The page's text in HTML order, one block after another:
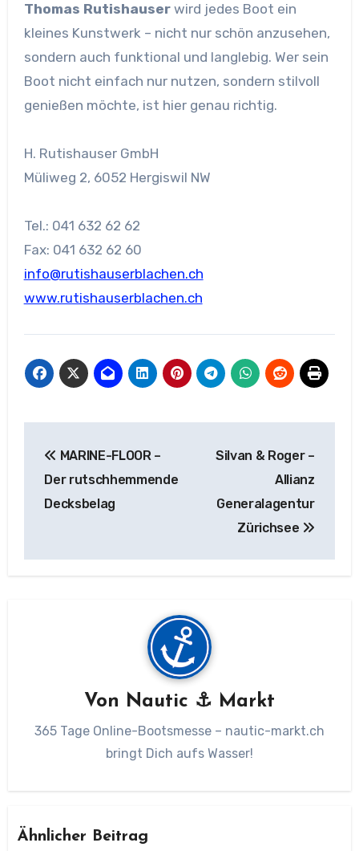
Thomas Rutishauserwird jedes Boot ein
kleines Kunstwerk – nicht nur schön anzusehen,
sondern auch funktional und langlebig. Wer sein
Boot nicht einfach nur nutzen, sondern stilvoll
genießen möchte, ist hier genau richtig.
H. Rutishauser GmbH
Müliweg 2, 6052 Hergiswil NW
Tel.: 041 632 62 62
Fax: 041 632 62 60
info@rutishauserblachen.ch
www.rutishauserblachen.ch
MARINE-FLOOR –
Der rutschhemmende
Decksbelag
Silvan & Roger –
Allianz
Generalagentur
Zürichsee
Von Nautic ⚓ Markt
365 Tage Online-Bootsmesse – nautic-markt.ch
bringt Dich aufs Wasser!
Ähnlicher Beitrag